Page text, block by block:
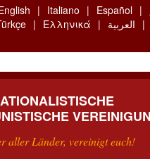
Italiano Español
Ελληνικά العربية
aller Länder, vereinigt euch!